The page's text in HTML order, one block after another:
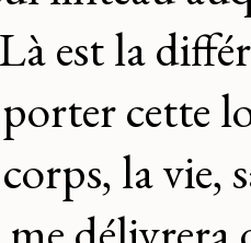
est la
cette
la vie,